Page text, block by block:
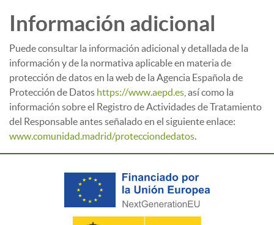
Información adicional
Puede consultar la información adicional y detallada de la
información y de la normativa aplicable en materia de
protección de datos en la web de la Agencia Española de
Protección de Datos https://www.aepd.es , así como la
información sobre el Registro de Actividades de Tratamiento
del Responsable antes señalado en el siguiente enlace:
www.comunidad.madrid/protecciondedatos.